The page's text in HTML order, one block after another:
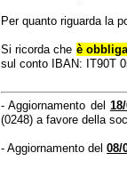
Per quanto riguarda la
Si ricorda che è
sul conto IBAN: IT90T
- Aggiornamento del
(0248) a favore della
- Aggiornamento del 08/